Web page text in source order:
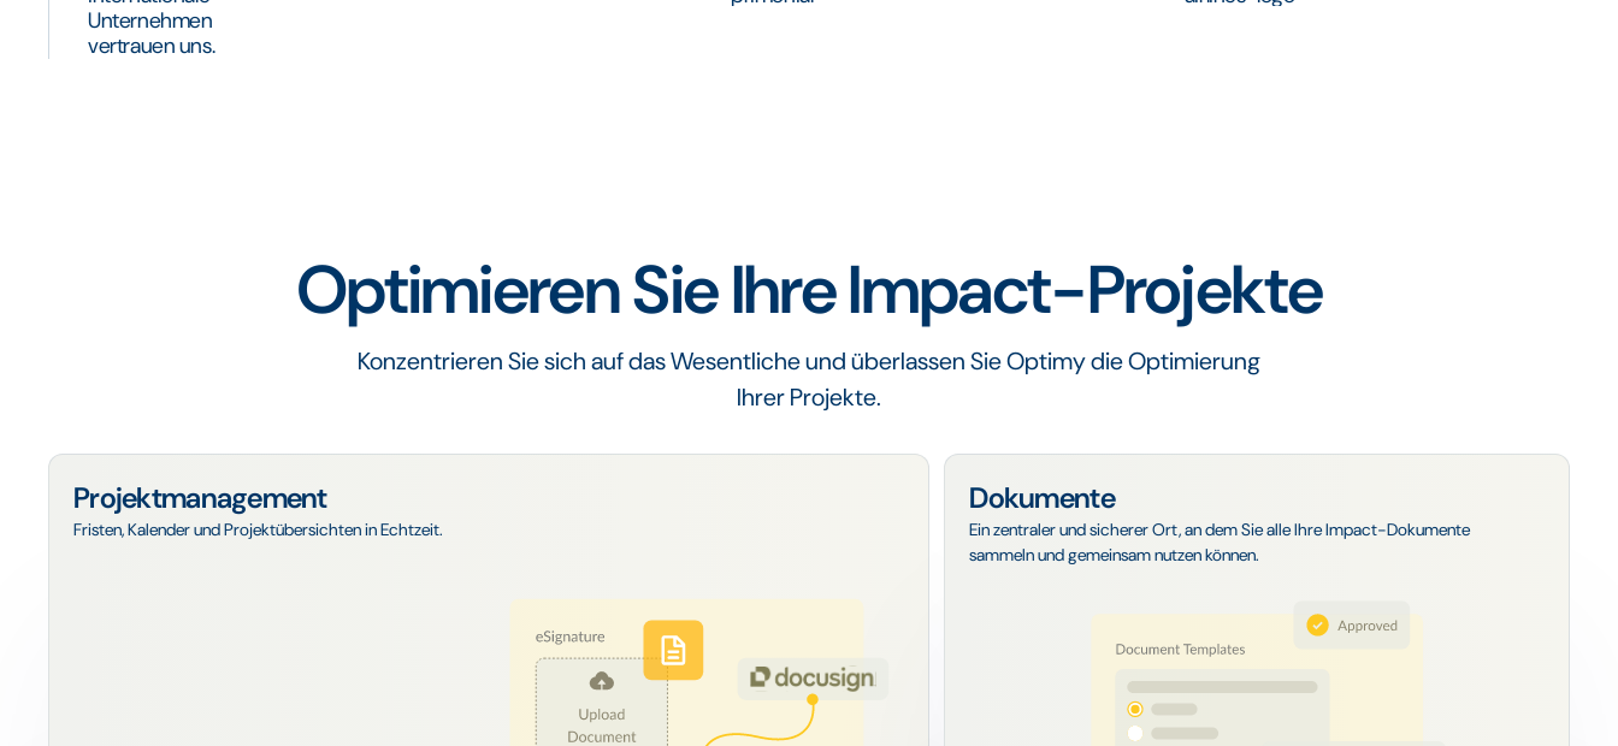
Unternehmen
vertrauen uns.
Optimieren Sie Ihre Impact-Projekte
Konzentrieren Sie sich auf das Wesentliche und überlassen Sie Optimy die Optimierung
Ihrer Projekte.
Projektmanagement
Fristen, Kalender und Projektübersichten in Echtzeit.
Dokumente
Ein zentraler und sicherer Ort, an dem Sie alle Ihre Impact-Dokumente
sammeln und gemeinsam nutzen können.